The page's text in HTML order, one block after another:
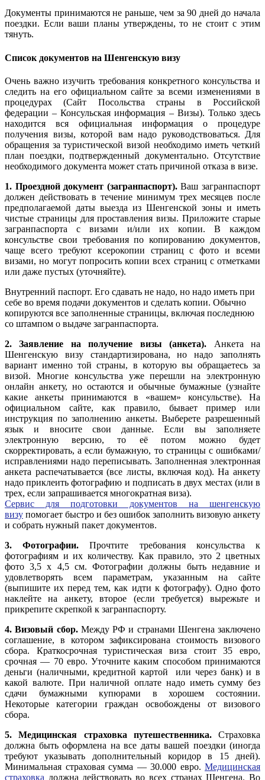
Документы принимаются не раньше, чем за 90 дней до начала
поездки. Если ваши планы утверждены, то не стоит с этим
тянуть.
Список документов на Шенгенскую визу
Очень важно изучить требования конкретного консульства и
следить на его официальном сайте за всеми изменениями в
процедурах (Сайт Посольства страны в Российской
федерации – Консульская информация – Визы). Только здесь
находится вся официальная информация о процедуре
получения визы, которой вам надо руководствоваться. Для
обращения за туристической визой необходимо иметь четкий
план поездки, подтвержденный документально. Отсутствие
необходимого документа может стать причиной отказа в визе.
1. Проездной документ (загранпаспорт).Ваш загранпаспорт
должен действовать в течение минимум трех месяцев после
предполагаемой даты выезда из Шенгенской зоны и иметь
чистые страницы для проставления визы. Приложите старые
загранпаспорта с визами и/или их копии. В каждом
консульстве свои требования по копированию документов,
чаще всего требуют ксерокопии страниц с фото и всеми
визами, но могут попросить копии всех страниц с отметками
или даже пустых (уточняйте).
Внутренний паспорт. Его сдавать не надо, но надо иметь при
себе во время подачи документов и сделать копии. Обычно
копируются все заполненные страницы, включая последнюю
со штампом о выдаче загранпаспорта.
2. Заявление на получение визы (анкета). Анкета на
Шенгенскую визу стандартизирована, но надо заполнять
вариант именно той страны, в которую вы обращаетесь за
визой. Многие консульства уже перешли на электронную
онлайн анкету, но остаются и обычные бумажные (узнайте
какие анкеты принимаются в «вашем» консульстве). На
официальном сайте, как правило, бывает пример или
инструкция по заполнению анкеты. Выберете разрешенный
язык и вносите свои данные. Если вы заполняете
электронную версию, то её потом можно будет
скорректировать, а если бумажную, то страницы с ошибками/
исправлениями надо переписывать. Заполненная электронная
анкета распечатывается (все листы, включая код). На анкету
надо приклеить фотографию и подписать в двух местах (или в
трех, если запрашивается многократная виза).
Сервис для подготовки документов на шенгенскую
визу помогает быстро и без ошибок заполнить визовую анкету
и собрать нужный пакет документов.
3. Фотографии. Прочтите требования консульства к
фотографиям и их количеству. Как правило, это 2 цветных
фото 3,5 х 4,5 см. Фотографии должны быть недавние и
удовлетворять всем параметрам, указанным на сайте
(выпишите их перед тем, как идти к фотографу). Одно фото
наклейте на анкету, второе (если требуется) вырежьте и
прикрепите скрепкой к загранпаспорту.
4. Визовый сбор.Между РФ и странами Шенгена заключено
соглашение, в котором зафиксирована стоимость визового
сбора. Краткосрочная туристическая виза стоит 35 евро,
срочная — 70 евро. Уточните каким способом принимаются
деньги (наличными, кредитной картой или через банк) и в
какой валюте. При наличной оплате надо иметь сумму без
сдачи бумажными купюрами в хорошем состоянии.
Некоторые категории граждан освобождены от визового
сбора.
5. Медицинская страховка путешественника.Страховка
должна быть оформлена на все даты вашей поездки (иногда
требуют указывать дополнительный коридор в 15 дней).
Минимальная страховая сумма — 30.000 евро. Медицинская
страховка должна действовать во всех странах Шенгена. Во